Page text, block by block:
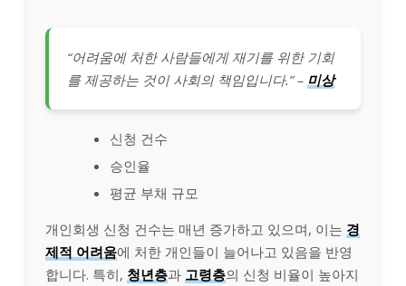
“어려움에 처한 사람들에게 재기를 위한 기회
를 제공하는 것이 사회의 책임입니다.” – 미상
신청 건수
승인율
평균 부채 규모
개인회생 신청 건수는 매년 증가하고 있으며, 이는 경
제적 어려움에 처한 개인들이 늘어나고 있음을 반영
합니다. 특히, 청년층과 고령층의 신청 비율이 높아지